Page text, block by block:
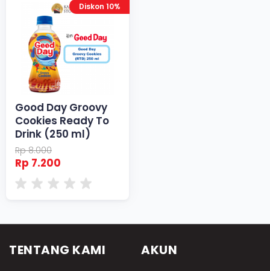
Diskon 10%
Good Day Groovy
Cookies Ready To
Drink (250 ml)
Rp 8.000
Rp 7.200
TENTANG KAMI AKUN